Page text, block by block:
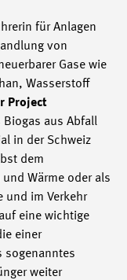
für Anlagen
von
Gase wie
Wasserstoff
Project
Biogas aus Abfall
in der Schweiz
dem
Wärme oder als
und im Verkehr
eine wichtige
einer
sogenanntes
weiter